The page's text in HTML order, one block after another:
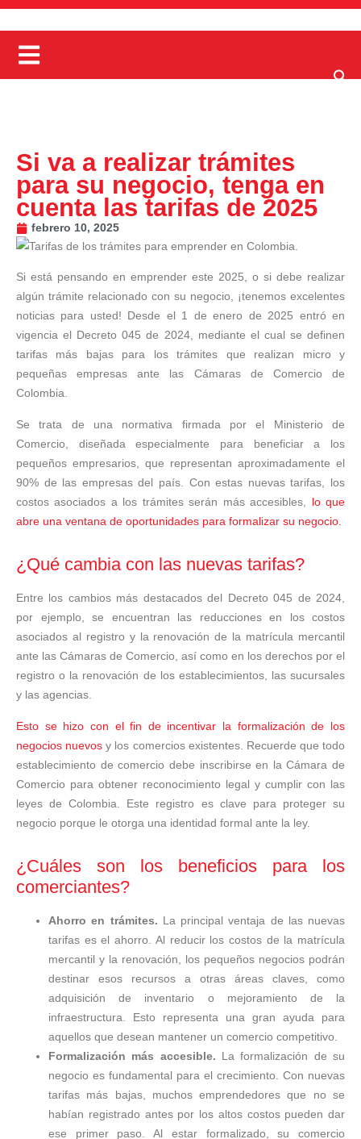
Si va a realizar trámites
para su negocio, tenga en
cuenta las tarifas de 2025
febrero 10, 2025
Si está pensando en emprender este 2025, o si debe realizar
algún trámite relacionado con su negocio, ¡tenemos excelentes
noticias para usted! Desde el 1 de enero de 2025 entró en
vigencia el Decreto 045 de 2024, mediante el cual se definen
tarifas más bajas para los trámites que realizan micro y
pequeñas empresas ante las Cámaras de Comercio de
Colombia.
Se trata de una normativa firmada por el Ministerio de
Comercio, diseñada especialmente para beneficiar a los
pequeños empresarios, que representan aproximadamente el
90% de las empresas del país. Con estas nuevas tarifas, los
costos asociados a los trámites serán más accesibles, lo que
abre una ventana de oportunidades para formalizar su negocio.
¿Qué cambia con las nuevas tarifas?
Entre los cambios más destacados del Decreto 045 de 2024,
por ejemplo, se encuentran las reducciones en los costos
asociados al registro y la renovación de la matrícula mercantil
ante las Cámaras de Comercio, así como en los derechos por el
registro o la renovación de los establecimientos, las sucursales
y las agencias.
Esto se hizo con el fin de incentivar la formalización de los
negocios nuevos y los comercios existentes. Recuerde que todo
establecimiento de comercio debe inscribirse en la Cámara de
Comercio para obtener reconocimiento legal y cumplir con las
leyes de Colombia. Este registro es clave para proteger su
negocio porque le otorga una identidad formal ante la ley.
¿Cuáles son los beneficios para los
comerciantes?
Ahorro en trámites. La principal ventaja de las nuevas
tarifas es el ahorro. Al reducir los costos de la matrícula
mercantil y la renovación, los pequeños negocios podrán
destinar esos recursos a otras áreas claves, como
adquisición de inventario o mejoramiento de la
infraestructura. Esto representa una gran ayuda para
aquellos que desean mantener un comercio competitivo.
Formalización más accesible. La formalización de su
negocio es fundamental para el crecimiento. Con nuevas
tarifas más bajas, muchos emprendedores que no se
habían registrado antes por los altos costos pueden dar
ese primer paso. Al estar formalizado, su comercio